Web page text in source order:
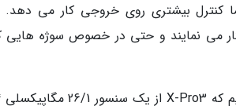
کنترل بیشتری روی خروجی کار می دهد.
می نمایند و حتی در خصوص سوژه